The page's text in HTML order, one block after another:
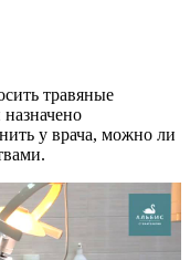
травяные
у врача, можно ли